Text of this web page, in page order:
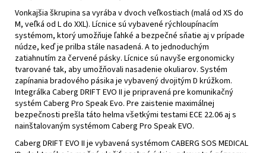
Vonkajšia škrupina sa vyrába v dvoch veľkostiach (malá od XS do
M, veľká od L do XXL). Lícnice sú vybavené rýchloupínacím
systémom, ktorý umožňuje ľahké a bezpečné sňatie aj v prípade
núdze, keď je prilba stále nasadená. A to jednoduchým
zatiahnutím za červené pásky. Lícnice sú navyše ergonomicky
tvarované tak, aby umožňovali nasadenie okuliarov. Systém
zapínania bradového pásika je vybavený dvojitým D krúžkom.
Integrálka Caberg DRIFT EVO II je pripravená pre komunikačný
systém Caberg Pro Speak Evo. Pre zaistenie maximálnej
bezpečnosti prešla táto helma všetkými testami ECE 22.06 aj s
nainštalovaným systémom Caberg Pro Speak EVO.
Caberg DRIFT EVO II je vybavená systémom CABERG SOS MEDICAL